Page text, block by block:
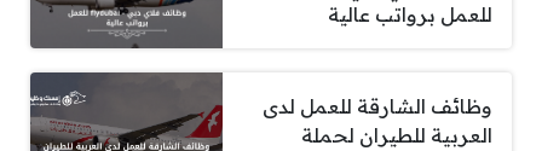
للعمل برواتب عالية
وظائف الشارقة للعمل لدى
العربية للطيران لحملة